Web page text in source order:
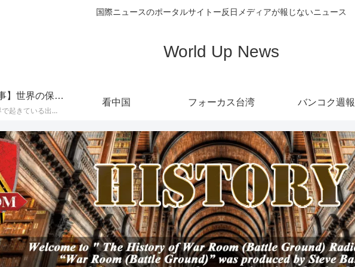
国際ニュースのポータルサイトー反日メディアが報じないニュース
World Up News
【有料記事】世界の保守系メディアの最新国際ニュースまとめ【定期購読（サブスクリプション）】
日本では世界で起きている出来事が報じられることが少なく、かつプロパガンダ（政治的宣伝）やフェイク（嘘）で塗り固められた海外メディアのニュースをそのまま垂れ流すメディアが多いことから、世界の保守系とされるメディアに絞り、その最新の国際ニュースをAIによって日本語でまとめて配信しております。
看中国 フォーカス台湾 バンコク週報